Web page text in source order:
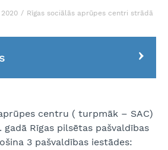
2020 Rīgas sociālās aprūpes centri strādā
centru ( turpmāk – SAC)
Rīgas pilsētas pašvaldības
3 pašvaldības iestādes: